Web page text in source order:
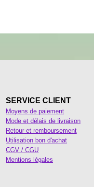
SERVICE CLIENT
Moyens de paiement
Mode et délais de livraison
Retour et remboursement
Utilisation bon d'achat
CGV / CGU
Mentions légales